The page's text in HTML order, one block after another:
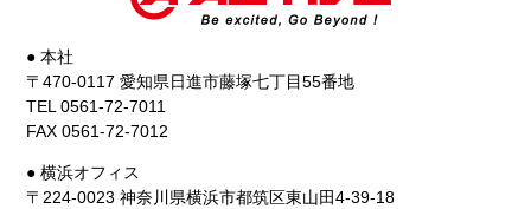
● 本社
〒470-0117 愛知県日進市藤塚七丁目55番地
TEL 0561-72-7011
FAX 0561-72-7012
● 横浜オフィス
〒224-0023 神奈川県横浜市都筑区東山田4-39-18